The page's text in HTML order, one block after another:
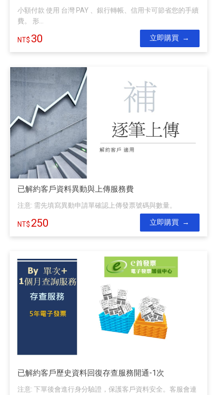
小額付款 使用 台灣 PAY 、銀行轉帳、信用卡可節省您的手續
費。 形...
30 立即購買
已解約客戶資料異動與上傳服務費
注意: 需先填寫異動申請單確認上傳發票號碼與數量。
250 立即購買
已解約客戶歷史資料回復存查服務開通-1次
注意: 下單後會進行身分驗證，保護客戶資料安全。客服會連